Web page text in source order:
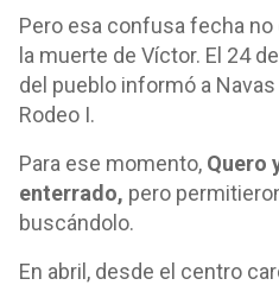
Pero esa confusa fecha
la muerte de Víctor. El 24
del pueblo informó a
Rodeo I.
Para ese momento, Quero
enterrado, pero
buscándolo.
En abril, desde el centro